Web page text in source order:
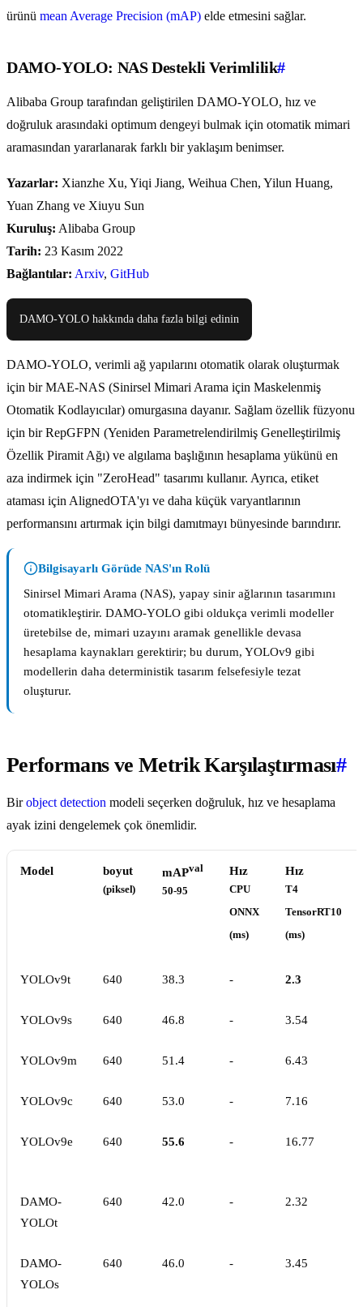
ürünü mean Average Precision (mAP) elde etmesini sağlar.
DAMO-YOLO: NAS Destekli Verimlilik#
Alibaba Group tarafından geliştirilen DAMO-YOLO, hız ve
doğruluk arasındaki optimum dengeyi bulmak için otomatik mimari
aramasından yararlanarak farklı bir yaklaşım benimser.
Yazarlar: Xianzhe Xu, Yiqi Jiang, Weihua Chen, Yilun Huang,
Yuan Zhang ve Xiuyu Sun
Kuruluş: Alibaba Group
Tarih: 23 Kasım 2022
Bağlantılar: Arxiv, GitHub
DAMO-YOLO hakkında daha fazla bilgi edinin
DAMO-YOLO, verimli ağ yapılarını otomatik olarak oluşturmak
için bir MAE-NAS (Sinirsel Mimari Arama için Maskelenmiş
Otomatik Kodlayıcılar) omurgasına dayanır. Sağlam özellik füzyonu
için bir RepGFPN (Yeniden Parametrelendirilmiş Genelleştirilmiş
Özellik Piramit Ağı) ve algılama başlığının hesaplama yükünü en
aza indirmek için "ZeroHead" tasarımı kullanır. Ayrıca, etiket
ataması için AlignedOTA'yı ve daha küçük varyantlarının
performansını artırmak için bilgi damıtmayı bünyesinde barındırır.
Bilgisayarlı Görüde NAS'ın Rolü
Sinirsel Mimari Arama (NAS), yapay sinir ağlarının tasarımını
otomatikleştirir. DAMO-YOLO gibi oldukça verimli modeller
üretebilse de, mimari uzayını aramak genellikle devasa
hesaplama kaynakları gerektirir; bu durum, YOLOv9 gibi
modellerin daha deterministik tasarım felsefesiyle tezat
oluşturur.
Performans ve Metrik Karşılaştırması#
Birobject detection modeli seçerken doğruluk, hız ve hesaplama
ayak izini dengelemek çok önemlidir.
Model boyut
(piksel)
mAPval
50-95
Hız
CPU
ONNX
(ms)
Hız
T4
TensorRT10
(ms)
YOLOv9t 640 38.3 - 2.3
YOLOv9s 640 46.8 - 3.54
YOLOv9m 640 51.4 - 6.43
YOLOv9c 640 53.0 - 7.16
YOLOv9e 640 55.6 - 16.77
DAMO-
YOLOt
640 42.0 - 2.32
DAMO-
YOLOs
640 46.0 - 3.45